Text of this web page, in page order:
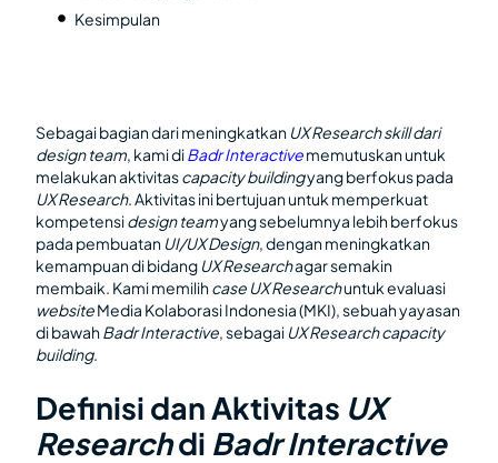
Kesimpulan
Sebagai bagian dari meningkatkan UX Research skill dari
design team , kami diBadr Interactivememutuskan untuk
melakukan aktivitascapacity buildingyang berfokus pada
UX Research. Aktivitas ini bertujuan untuk memperkuat
kompetensidesign teamyang sebelumnya lebih berfokus
pada pembuatan UI/UX Design, dengan meningkatkan
kemampuan di bidang UX Researchagar semakin
membaik. Kami memilihcase UX Researchuntuk evaluasi
websiteMedia Kolaborasi Indonesia (MKI), sebuah yayasan
di bawahBadr Interactive , sebagai UX Research capacity
building.
Definisi dan Aktivitas UX
Researchdi Badr Interactive